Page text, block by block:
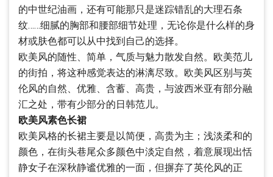
的中世纪油画，还有可能那只是迷踪错乱的大理石条
纹……细腻的胸部和腰部细节处理，无论你是什么样的身
材或肤色都可以从中找到自己的选择。
欧美风的随性、简单，气质与魅力散发自然。欧美范儿
的街拍，将这种感觉表达的淋漓尽致。欧美风区别与英
伦风的自然、优雅、含蓄、高贵，与波西米亚有部分融
汇之处，带有少部分的日韩范儿。
欧美风素色长裙
欧美风格的长裙主要是以简便，高贵为主；浅淡柔和的
颜色，在街头巷尾众多颜色中淡定自然，着意展现出恬
静女子在深秋静谧优雅的一面，但摒弃了英伦风的正